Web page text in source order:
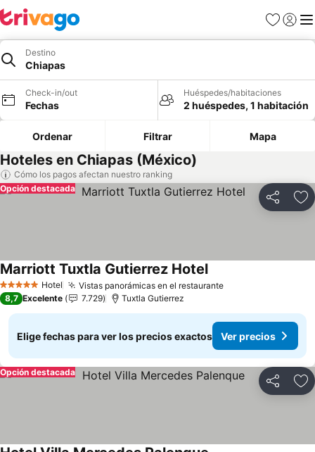
Favoritos
Iniciar
Destino
Chiapas
Check-in/out
Fechas
Huéspedes/habitaciones
2 huéspedes, 1 habitación
Ordenar Filtrar Mapa
Hoteles en Chiapas (México)
Cómo los pagos afectan nuestro ranking
Compartir
Opción destacada
5 Estrellas Hotel Vistas panorámicas en el restaurante
Marriott Tuxtla Gutierrez Hotel
8,7 Excelente 7.729 Tuxtla Gutierrez
Elige fechas para ver los precios exactos Ver precios
Compartir
Opción destacada